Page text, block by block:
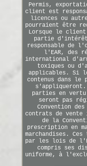
Permis,
client est
licences ou
pourraient être
Lorsque le client
partie
responsable de
l'EAR, des
international
toxiques ou
applicables. Si
contenus dans le
parties en
seront pas
Convention
contrats de vente
de la
prescription en
marchandises.
par les lois de
compris ses
uniforme, à